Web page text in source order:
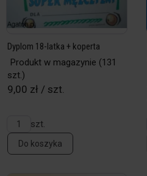
Dyplom 18-latka + koperta
Produkt w magazynie (131
szt.)
9,00 zł / szt.
szt.
Do koszyka